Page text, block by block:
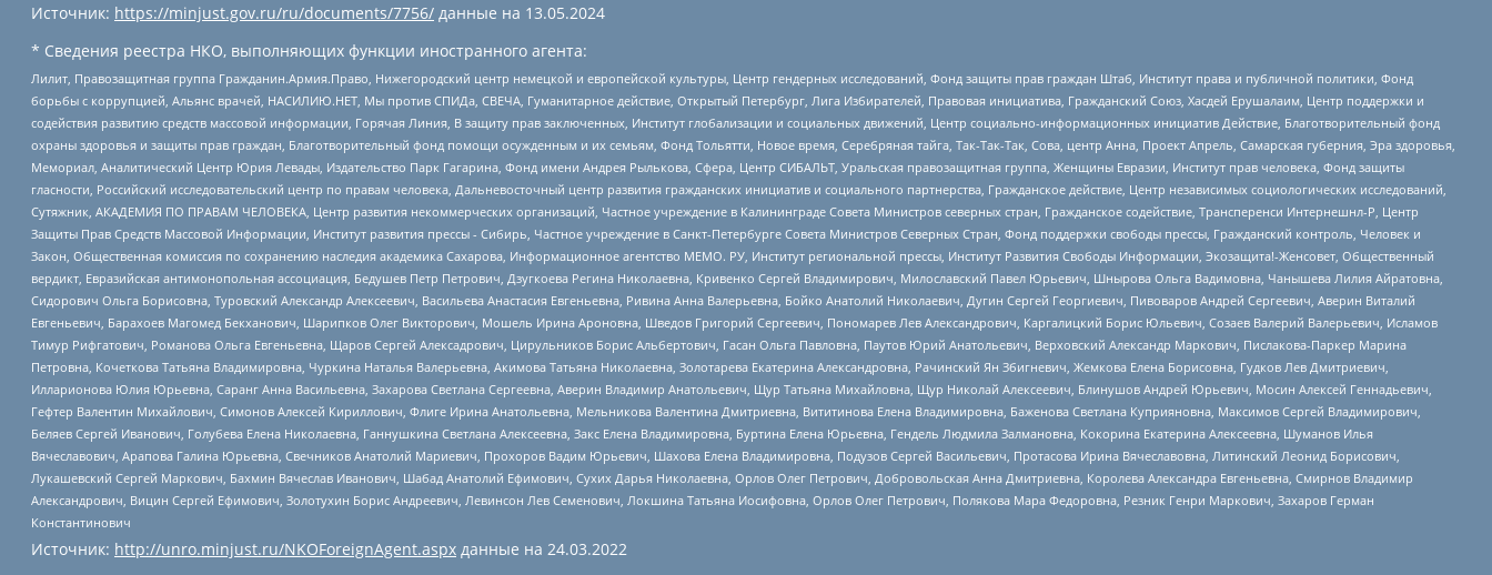
Источник: https://minjust.gov.ru/ru/documents/7756/ данные на 13.05.2024
* Сведения реестра НКО, выполняющих функции иностранного агента:
Лилит, Правозащитная группа Гражданин.Армия.Право, Нижегородский центр немецкой и европейской культуры, Центр гендерных исследований, Фонд защиты прав граждан Штаб, Институт права и публичной политики, Фонд
борьбы с коррупцией, Альянс врачей, НАСИЛИЮ.НЕТ, Мы против СПИДа, СВЕЧА, Гуманитарное действие, Открытый Петербург, Лига Избирателей, Правовая инициатива, Гражданский Союз, Хасдей Ерушалаим, Центр поддержки и
содействия развитию средств массовой информации, Горячая Линия, В защиту прав заключенных, Институт глобализации и социальных движений, Центр социально-информационных инициатив Действие, Благотворительный фонд
охраны здоровья и защиты прав граждан, Благотворительный фонд помощи осужденным и их семьям, Фонд Тольятти, Новое время, Серебряная тайга, Так-Так-Так, Сова, центр Анна, Проект Апрель, Самарская губерния, Эра здоровья,
Мемориал, Аналитический Центр Юрия Левады, Издательство Парк Гагарина, Фонд имени Андрея Рылькова, Сфера, Центр СИБАЛЬТ, Уральская правозащитная группа, Женщины Евразии, Институт прав человека, Фонд защиты
гласности, Российский исследовательский центр по правам человека, Дальневосточный центр развития гражданских инициатив и социального партнерства, Гражданское действие, Центр независимых социологических исследований,
Сутяжник, АКАДЕМИЯ ПО ПРАВАМ ЧЕЛОВЕКА, Центр развития некоммерческих организаций, Частное учреждение в Калининграде Совета Министров северных стран, Гражданское содействие, Трансперенси Интернешнл-Р, Центр
Защиты Прав Средств Массовой Информации, Институт развития прессы - Сибирь, Частное учреждение в Санкт-Петербурге Совета Министров Северных Стран, Фонд поддержки свободы прессы, Гражданский контроль, Человек и
Закон, Общественная комиссия по сохранению наследия академика Сахарова, Информационное агентство МЕМО. РУ, Институт региональной прессы, Институт Развития Свободы Информации, Экозащита!-Женсовет, Общественный
вердикт, Евразийская антимонопольная ассоциация, Бедушев Петр Петрович, Дзугкоева Регина Николаевна, Кривенко Сергей Владимирович, Милославский Павел Юрьевич, Шнырова Ольга Вадимовна, Чанышева Лилия Айратовна,
Сидорович Ольга Борисовна, Туровский Александр Алексеевич, Васильева Анастасия Евгеньевна, Ривина Анна Валерьевна, Бойко Анатолий Николаевич, Дугин Сергей Георгиевич, Пивоваров Андрей Сергеевич, Аверин Виталий
Евгеньевич, Барахоев Магомед Бекханович, Шарипков Олег Викторович, Мошель Ирина Ароновна, Шведов Григорий Сергеевич, Пономарев Лев Александрович, Каргалицкий Борис Юльевич, Созаев Валерий Валерьевич, Исламов
Тимур Рифгатович, Романова Ольга Евгеньевна, Щаров Сергей Алексадрович, Цирульников Борис Альбертович, Гасан Ольга Павловна, Паутов Юрий Анатольевич, Верховский Александр Маркович, Пислакова-Паркер Марина
Петровна, Кочеткова Татьяна Владимировна, Чуркина Наталья Валерьевна, Акимова Татьяна Николаевна, Золотарева Екатерина Александровна, Рачинский Ян Збигневич, Жемкова Елена Борисовна, Гудков Лев Дмитриевич,
Илларионова Юлия Юрьевна, Саранг Анна Васильевна, Захарова Светлана Сергеевна, Аверин Владимир Анатольевич, Щур Татьяна Михайловна, Щур Николай Алексеевич, Блинушов Андрей Юрьевич, Мосин Алексей Геннадьевич,
Гефтер Валентин Михайлович, Симонов Алексей Кириллович, Флиге Ирина Анатольевна, Мельникова Валентина Дмитриевна, Вититинова Елена Владимировна, Баженова Светлана Куприяновна, Максимов Сергей Владимирович,
Беляев Сергей Иванович, Голубева Елена Николаевна, Ганнушкина Светлана Алексеевна, Закс Елена Владимировна, Буртина Елена Юрьевна, Гендель Людмила Залмановна, Кокорина Екатерина Алексеевна, Шуманов Илья
Вячеславович, Арапова Галина Юрьевна, Свечников Анатолий Мариевич, Прохоров Вадим Юрьевич, Шахова Елена Владимировна, Подузов Сергей Васильевич, Протасова Ирина Вячеславовна, Литинский Леонид Борисович,
Лукашевский Сергей Маркович, Бахмин Вячеслав Иванович, Шабад Анатолий Ефимович, Сухих Дарья Николаевна, Орлов Олег Петрович, Добровольская Анна Дмитриевна, Королева Александра Евгеньевна, Смирнов Владимир
Александрович, Вицин Сергей Ефимович, Золотухин Борис Андреевич, Левинсон Лев Семенович, Локшина Татьяна Иосифовна, Орлов Олег Петрович, Полякова Мара Федоровна, Резник Генри Маркович, Захаров Герман
Константинович
Источник: http://unro.minjust.ru/NKOForeignAgent.aspx данные на 24.03.2022